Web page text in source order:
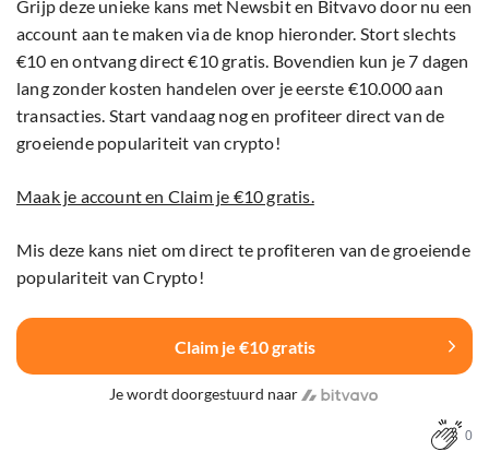
Grijp deze unieke kans met Newsbit en Bitvavo door nu een
account aan te maken via de knop hieronder. Stort slechts
€10 en ontvang direct €10 gratis. Bovendien kun je 7 dagen
lang zonder kosten handelen over je eerste €10.000 aan
transacties. Start vandaag nog en profiteer direct van de
groeiende populariteit van crypto!
Maak je account en Claim je €10 gratis.
Mis deze kans niet om direct te profiteren van de groeiende
populariteit van Crypto!
Claim je €10 gratis
Je wordt doorgestuurd naar
0